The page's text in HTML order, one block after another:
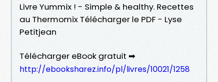
Livre Yummix ! - Simple & healthy. Recettes
au Thermomix Télécharger le PDF - Lyse
Petitjean
Télécharger eBook gratuit ➡
http://ebooksharez.info/pl/livres/10021/1258